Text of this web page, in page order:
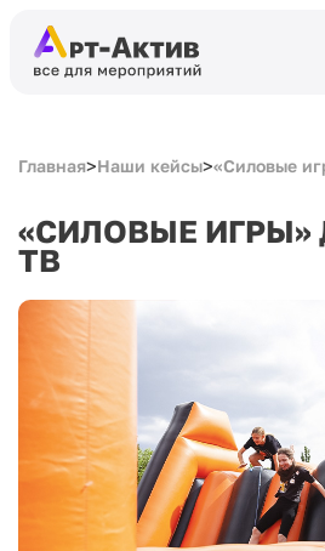
Главная>Наши кейсы>«Силовые
«СИЛОВЫЕ ИГРЫ»
ТВ